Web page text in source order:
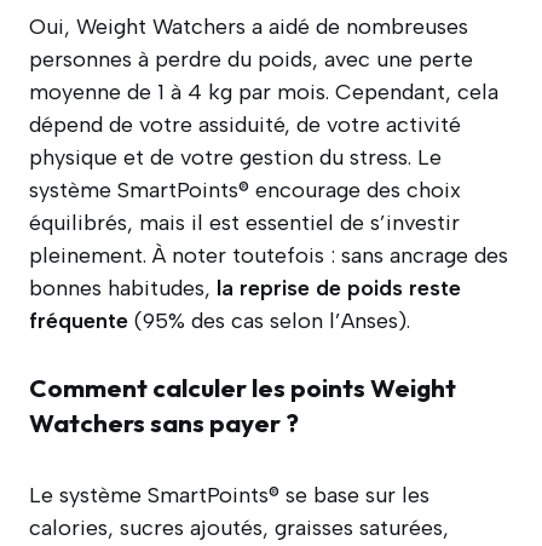
Oui, Weight Watchers a aidé de nombreuses
personnes à perdre du poids, avec une perte
moyenne de 1 à 4 kg par mois. Cependant, cela
dépend de votre assiduité, de votre activité
physique et de votre gestion du stress. Le
système SmartPoints® encourage des choix
équilibrés, mais il est essentiel de s’investir
pleinement. À noter toutefois : sans ancrage des
bonnes habitudes, la reprise de poids reste
fréquente (95% des cas selon l’Anses).
Comment calculer les points Weight
Watchers sans payer ?
Le système SmartPoints® se base sur les
calories, sucres ajoutés, graisses saturées,